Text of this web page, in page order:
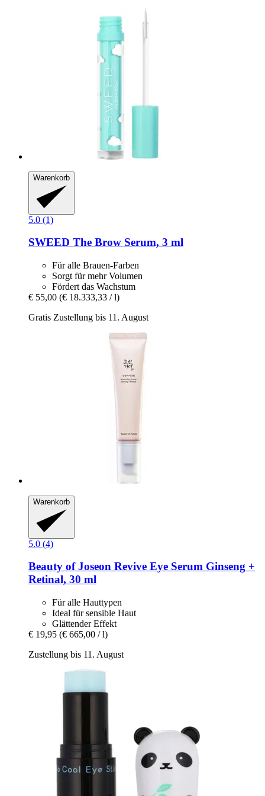
Warenkorb
5.0 (1)
SWEED The Brow Serum, 3 ml
Für alle Brauen-Farben
Sorgt für mehr Volumen
Fördert das Wachstum
€ 55,00 (€ 18.333,33 / l)
Gratis Zustellung bis 11. August
Warenkorb
5.0 (4)
Beauty of Joseon Revive Eye Serum Ginseng +
Retinal, 30 ml
Für alle Hauttypen
Ideal für sensible Haut
Glättender Effekt
€ 19,95 (€ 665,00 / l)
Zustellung bis 11. August